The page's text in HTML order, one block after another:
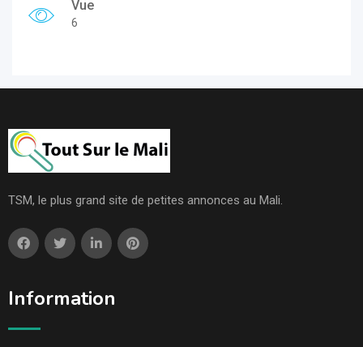
Vue
6
TSM, le plus grand site de petites annonces au Mali.
Information